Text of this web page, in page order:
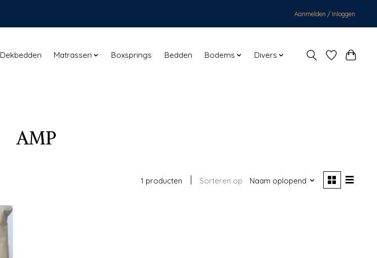
Aanmelden / Inloggen
Dekbedden Matrassen Boxsprings Bedden Bodems Divers
AMP
1 producten Sorteren op Naam oplopend